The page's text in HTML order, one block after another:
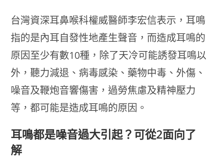
台灣資深耳鼻喉科權威醫師李宏信表示，耳鳴
指的是內耳自發性地產生聲音，而造成耳鳴的
原因至少有數10種，除了天冷可能誘發耳鳴以
外，聽力減退、病毒感染、藥物中毒、外傷、
噪音及鞭炮音響傷害，過勞焦慮及精神壓力
等，都可能是造成耳鳴的原因。
耳鳴都是噪音過大引起？可從2面向了
解